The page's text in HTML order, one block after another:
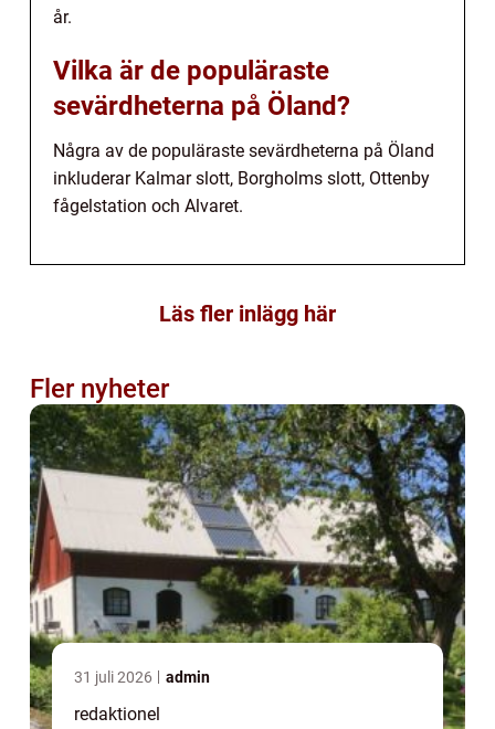
år.
Vilka är de populäraste
sevärdheterna på Öland?
Några av de populäraste sevärdheterna på Öland
inkluderar Kalmar slott, Borgholms slott, Ottenby
fågelstation och Alvaret.
Läs fler inlägg här
Fler nyheter
31 juli 2026 admin
redaktionel